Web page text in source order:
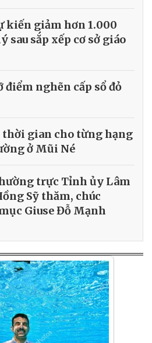
kiến giảm hơn 1.000
sau sắp xếp cơ sở giáo
điểm nghẽn cấp sổ đỏ
thời gian cho từng hạng
ở Mũi Né
trực Tỉnh ủy Lâm
Sỹ thăm, chúc
Giuse Đỗ Mạnh